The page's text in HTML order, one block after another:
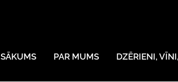
SĀKUMS PAR MUMS DZĒRIENI,